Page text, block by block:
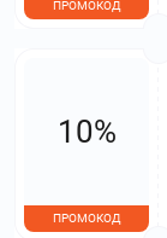
ПРОМОКОД
10%
ПРОМОКОД